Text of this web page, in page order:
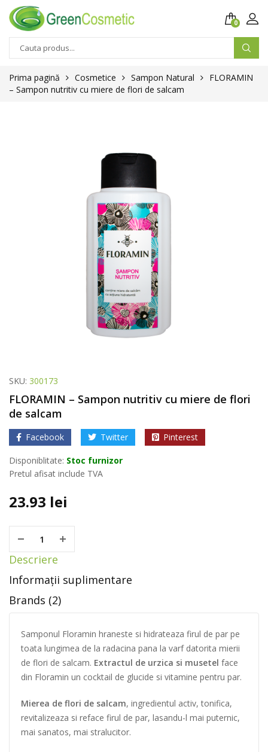
0
Prima pagină Cosmetice Sampon Natural
FLORAMIN
– Sampon nutritiv cu miere de flori de salcam
SKU: 300173
FLORAMIN – Sampon nutritiv cu miere de flori
de salcam
Facebook Twitter Pinterest
Disponiblitate: Stoc furnizor
Pretul afisat include TVA
23.93 lei
Descriere
Informații suplimentare
Brands (2)
Samponul Floramin hraneste si hidrateaza firul de par pe
toata lungimea de la radacina pana la varf datorita mierii
de flori de salcam. Extractul de urzica si musetel face
din Floramin un cocktail de glucide si vitamine pentru par.
Mierea de flori de salcam, ingredientul activ, tonifica,
revitalizeaza si reface firul de par, lasandu-l mai puternic,
mai sanatos, mai stralucitor.